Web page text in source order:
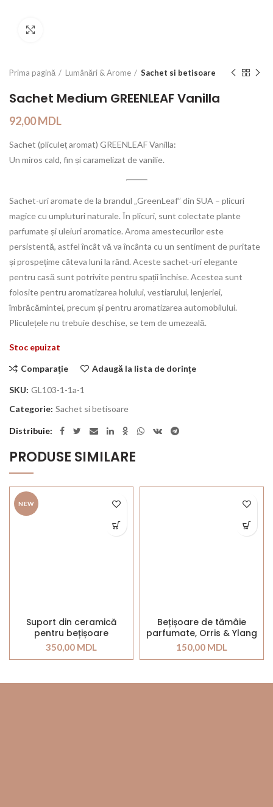
Prima pagină Lumânări & Arome Sachet si betisoare
Sachet Medium GREENLEAF Vanilla
92,00MDL
Sachet (pliculeț aromat) GREENLEAF Vanilla:
Un miros cald, fin și caramelizat de vanilie.
Sachet-uri aromate de la brandul „GreenLeaf” din SUA – plicuri
magice cu umpluturi naturale. În plicuri, sunt colectate plante
parfumate și uleiuri aromatice. Aroma amestecurilor este
persistentă, astfel încât vă va încânta cu un sentiment de puritate
și prospețime câteva luni la rând. Aceste sachet-uri elegante
pentru casă sunt potrivite pentru spații închise. Acestea sunt
folosite pentru aromatizarea holului, vestiarului, lenjeriei,
îmbrăcămintei, precum și pentru aromatizarea automobilului.
Pliculețele nu trebuie deschise, se tem de umezeală.
Stoc epuizat
Comparaţie Adaugă la lista de dorințe
SKU: GL103-1-1a-1
Categorie: Sachet si betisoare
Distribuie
PRODUSE SIMILARE
NEW
Suport din ceramică
pentru bețișoare
parfumate
350,00 MDL
Bețișoare de tămâie
parfumate, Orris & Ylang
Ylang
150,00 MDL